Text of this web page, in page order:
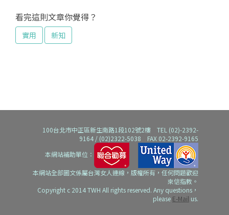
看完這則文章你覺得？
實用 新知
100台北市中正區新生南路1段102號2樓 TEL (02)-2392-
9164 / (02)2322-5038 FAX 02-2392-9165
本網站補助單位：
本網站全部圖文係屬台灣女人連線，版權所有，任何問題歡迎
來信指教。
Copyright c 2014 TWH All rights reserved. Any questions，
please E-Mail us.